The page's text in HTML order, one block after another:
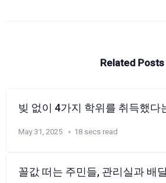
Related Posts
빚 없이 4가지 학위를 취득했다
May 31, 2025 18 secs read
꼴값 떠는 주민들, 관리실과 배